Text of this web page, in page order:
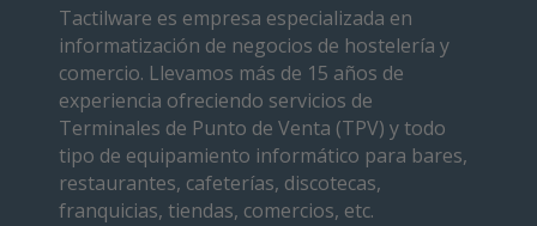
Tactilware es empresa especializada en
informatización de negocios de hostelería y
comercio. Llevamos más de 15 años de
experiencia ofreciendo servicios de
Terminales de Punto de Venta (TPV) y todo
tipo de equipamiento informático para bares,
restaurantes, cafeterías, discotecas,
franquicias, tiendas, comercios, etc.